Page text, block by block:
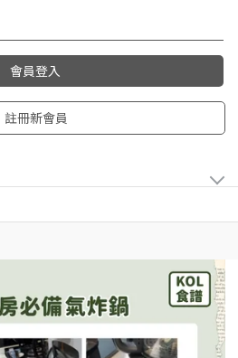
會員登入
註冊新會員